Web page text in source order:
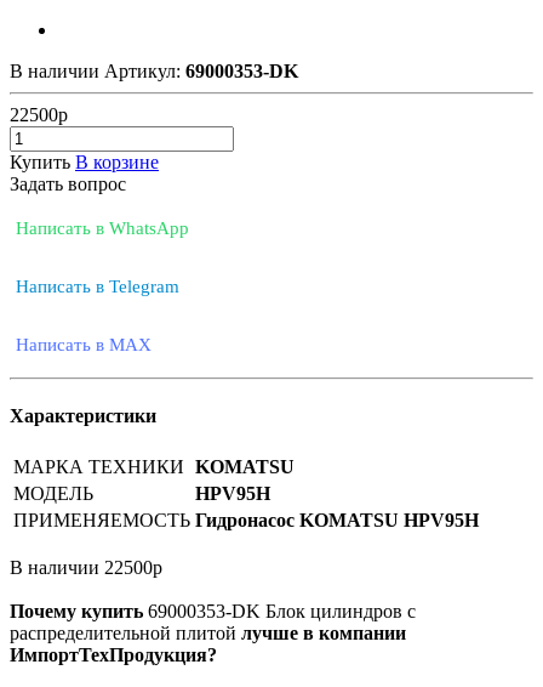
В наличии Артикул: 69000353-DK
22500р
Купить В корзине
Задать вопрос
Написать в WhatsApp
Написать в Telegram
Написать в MAX
Характеристики
МАРКА ТЕХНИКИ KOMATSU
МОДЕЛЬ
HPV95H
ПРИМЕНЯЕМОСТЬ Гидронасос KOMATSU HPV95H
В наличии 22500р
Почему купить 69000353-DK Блок цилиндров с
распределительной плитой лучше в компании
ИмпортТехПродукция?